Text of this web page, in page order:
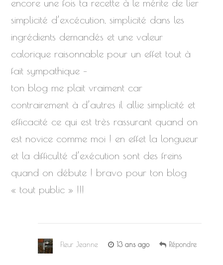
encore une fois ta recette à le mérite de lier
simplicité d’excécution, simplicité dans les
ingrédients demandés et une valeur
calorique raisonnable pour un effet tout à
fait sympathique –
ton blog me plait vraiment car
contrairement à d’autres il allie simplicité et
efficacité ce qui est très rassurant quand on
est novice comme moi ! en effet la longueur
et la difficulté d’exécution sont des freins
quand on débute ! bravo pour ton blog
« tout public » !!!
Fleur Jeanne 13 ans ago Répondre